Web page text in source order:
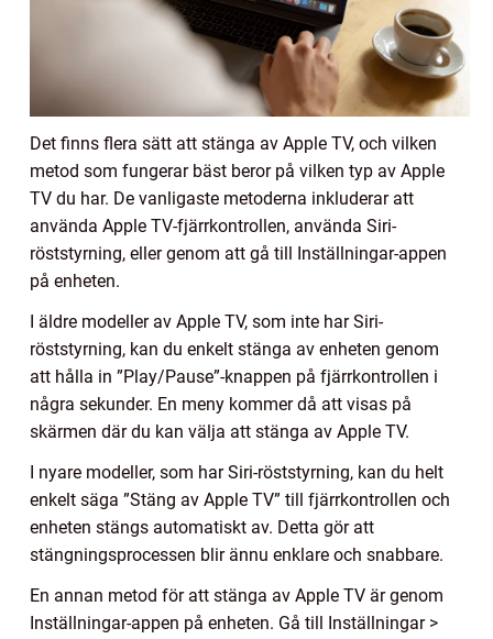
Det finns flera sätt att stänga av Apple TV, och vilken
metod som fungerar bäst beror på vilken typ av Apple
TV du har. De vanligaste metoderna inkluderar att
använda Apple TV-fjärrkontrollen, använda Siri-
röststyrning, eller genom att gå till Inställningar-appen
på enheten.
I äldre modeller av Apple TV, som inte har Siri-
röststyrning, kan du enkelt stänga av enheten genom
att hålla in ”Play/Pause”-knappen på fjärrkontrollen i
några sekunder. En meny kommer då att visas på
skärmen där du kan välja att stänga av Apple TV.
I nyare modeller, som har Siri-röststyrning, kan du helt
enkelt säga ”Stäng av Apple TV” till fjärrkontrollen och
enheten stängs automatiskt av. Detta gör att
stängningsprocessen blir ännu enklare och snabbare.
En annan metod för att stänga av Apple TV är genom
Inställningar-appen på enheten. Gå till Inställningar >